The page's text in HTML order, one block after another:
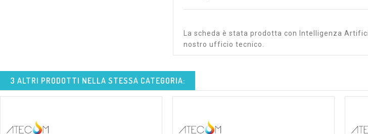
La scheda è stata prodotta con Intelligenza
nostro ufficio tecnico.
3 ALTRI PRODOTTI NELLA STESSA CATEGORIA: